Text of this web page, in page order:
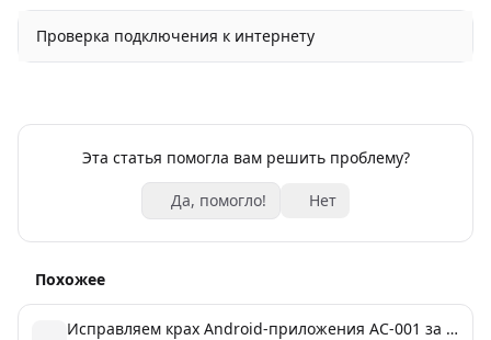
Проверка подключения к интернету
Эта статья помогла вам решить проблему?
Да, помогло! Нет
Похожее
Исправляем крах Android-приложения AC-001 за 5 минут